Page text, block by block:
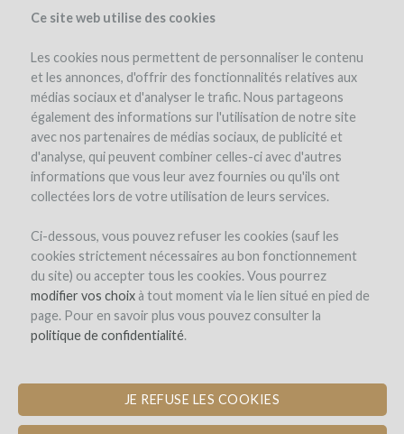
Ce site web utilise des cookies
Les cookies nous permettent de personnaliser le contenu
et les annonces, d'offrir des fonctionnalités relatives aux
médias sociaux et d'analyser le trafic. Nous partageons
également des informations sur l'utilisation de notre site
avec nos partenaires de médias sociaux, de publicité et
d'analyse, qui peuvent combiner celles-ci avec d'autres
informations que vous leur avez fournies ou qu'ils ont
collectées lors de votre utilisation de leurs services.
Ci-dessous, vous pouvez refuser les cookies (sauf les
cookies strictement nécessaires au bon fonctionnement
du site) ou accepter tous les cookies. Vous pourrez
modifier vos choixà tout moment via le lien situé en pied de
page. Pour en savoir plus vous pouvez consulter la
politique de confidentialité.
JE REFUSE LES COOKIES
the project team project details expert opinion pay-back in wine
investors(39)
Domaine de Valmengaux
REFURBISHMENT OF A WINE
new comment